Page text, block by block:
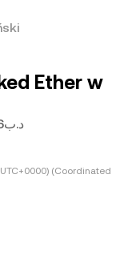
Ether w
1 STETH jest obecnie warta .د.ب723,26
(Coordinated